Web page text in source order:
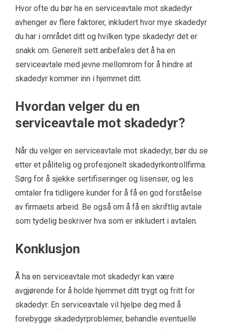
Hvor ofte du bør ha en serviceavtale mot skadedyr
avhenger av flere faktorer, inkludert hvor mye skadedyr
du har i området ditt og hvilken type skadedyr det er
snakk om. Generelt sett anbefales det å ha en
serviceavtale med jevne mellomrom for å hindre at
skadedyr kommer inn i hjemmet ditt.
Hvordan velger du en
serviceavtale mot skadedyr?
Når du velger en serviceavtale mot skadedyr, bør du se
etter et pålitelig og profesjonelt skadedyrkontrollfirma.
Sørg for å sjekke sertifiseringer og lisenser, og les
omtaler fra tidligere kunder for å få en god forståelse
av firmaets arbeid. Be også om å få en skriftlig avtale
som tydelig beskriver hva som er inkludert i avtalen.
Konklusjon
Å ha en serviceavtale mot skadedyr kan være
avgjørende for å holde hjemmet ditt trygt og fritt for
skadedyr. En serviceavtale vil hjelpe deg med å
forebygge skadedyrproblemer, behandle eventuelle